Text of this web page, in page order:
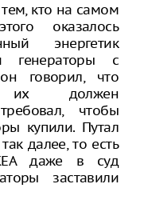
кто на самом
оказалось
энергетик
генераторы с
говорил, что
их должен
чтобы
купили. Путал
далее, то есть
даже в суд
заставили